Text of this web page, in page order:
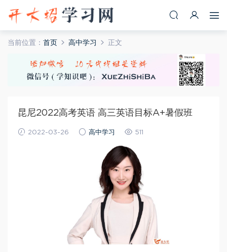
当前位置： 首页 高中学习 正文
昆尼2022高考英语 高三英语目标A+暑假班
2022-03-26 高中学习 511